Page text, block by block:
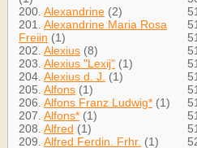
200. Alexandrine (2)
201. Alexandrine Maria Rosa
Freiin (1)
202. Alexius (8)
203. Alexius "Lexij" (1)
204. Alexius d. J.
(1)
205. Alfons (1)
206. Alfons Franz Ludwig* (1)
207. Alfons* (1)
208. Alfred (1)
209. Alfred Ferdin. Frhr. (1)